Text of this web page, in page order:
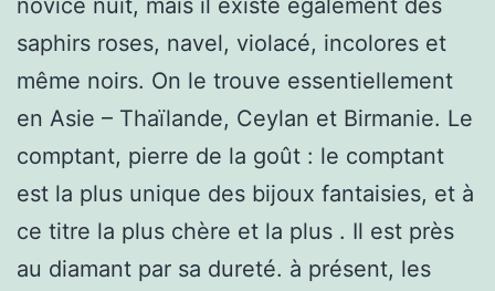
saphirs roses, navel, violacé, incolores et
même noirs. On le trouve essentiellement
en Asie – Thaïlande, Ceylan et Birmanie. Le
comptant, pierre de la goût : le comptant
est la plus unique des bijoux fantaisies, et à
ce titre la plus chère et la plus . Il est près
au diamant par sa dureté. à présent, les